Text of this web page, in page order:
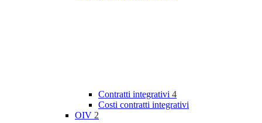
Contratti integrativi 4
Costi contratti integrativi
OIV 2